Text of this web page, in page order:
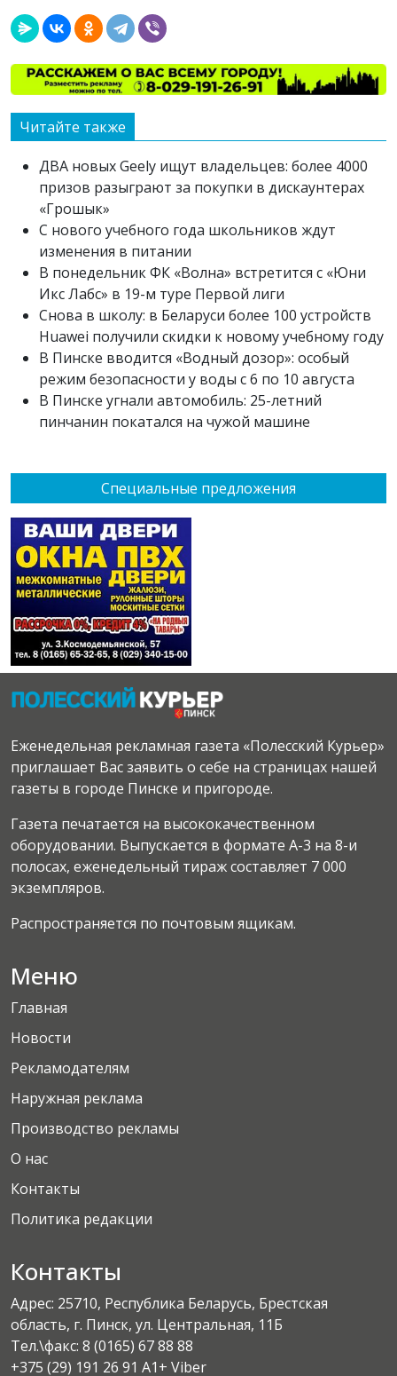
Специальные предложения
Читайте также
ДВА новых Geely ищут владельцев: более 4000
призов разыграют за покупки в дискаунтерах
«Грошык»
С нового учебного года школьников ждут
изменения в питании
В понедельник ФК «Волна» встретится с «Юни
Икс Лабс» в 19-м туре Первой лиги
Снова в школу: в Беларуси более 100 устройств
Huawei получили скидки к новому учебному году
В Пинске вводится «Водный дозор»: особый
режим безопасности у воды с 6 по 10 августа
В Пинске угнали автомобиль: 25-летний
пинчанин покатался на чужой машине
Еженедельная рекламная газета «Полесский Курьер»
приглашает Вас заявить о себе на страницах нашей
газеты в городе Пинске и пригороде.
Газета печатается на высококачественном
оборудовании. Выпускается в формате А-3 на 8-и
полосах, еженедельный тираж составляет 7 000
экземпляров.
Распространяется по почтовым ящикам.
Меню
Главная
Новости
Рекламодателям
Наружная реклама
Производство рекламы
О нас
Контакты
Политика редакции
Контакты
Адрес: 25710, Республика Беларусь, Брестская
область, г. Пинск, ул. Центральная, 11Б
Тел.\факс: 8 (0165) 67 88 88
+375 (29) 191 26 91 A1+ Viber